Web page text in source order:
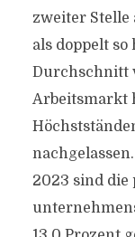
zweiter
als doppelt
Durchschnitt
Arbeitsmarkt
2023 sind die